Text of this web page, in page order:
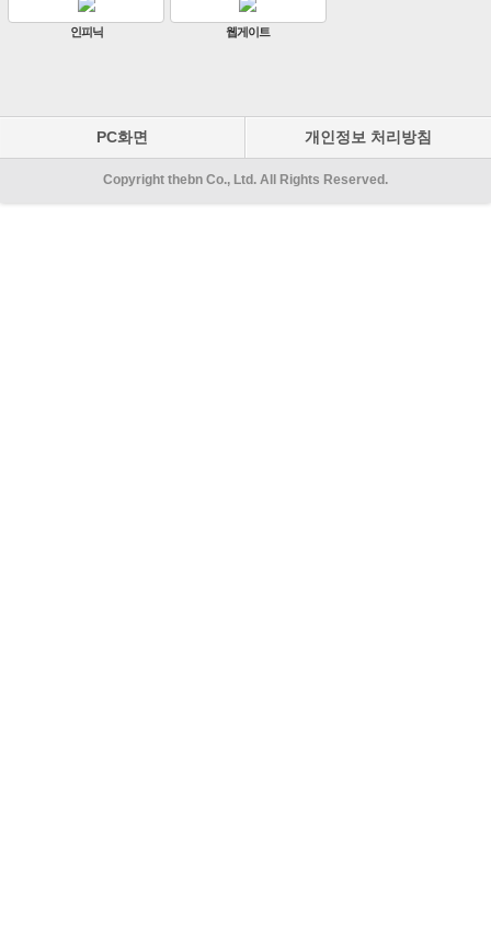
원우이엔지
PC화면 개인정보 처리방침
Copyright thebn Co., Ltd. All Rights Reserved.